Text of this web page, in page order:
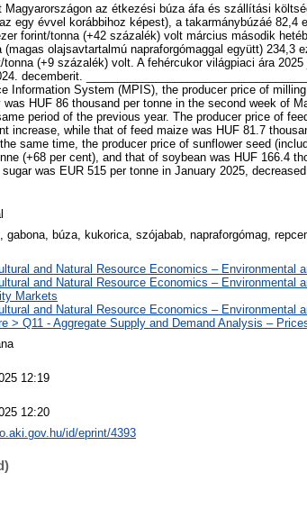
az étkezési búza áfa és szállítási
egy évvel korábbihoz képest), a takarmánybúzáé 82,4
forint/tonna (+42 százalék) volt március második
(magas olajsavtartalmú napraforgómaggal együtt) 234,3
(+9 százalék) volt. A fehércukor világpiaci ára
decemberit.
Information System (MPIS), the producer price of
HUF 86 thousand per tonne in the second week of
period of the previous year. The producer price of
increase, while that of feed maize was HUF 81.7
same time, the producer price of sunflower seed
(+68 per cent), and that of soybean was HUF 166.4
was EUR 515 per tonne in January 2025,
gabona, búza, kukorica, szójabab, napraforgómag,
and Natural Resource Economics – Environmental
and Natural Resource Economics – Environmental
Markets
and Natural Resource Economics – Environmental
> Q11 - Aggregate Supply and Demand Analysis –
12:19
12:20
id/eprint/4393